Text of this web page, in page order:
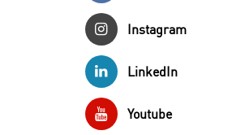
Instagram
LinkedIn
Youtube